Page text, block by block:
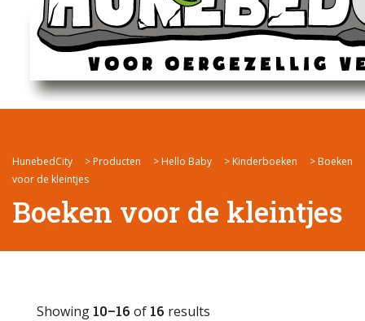
HunebedCity > Producten > Hello Baby > Kinderboeken > Boeken
voor de kleintjes
Boeken voor de kleintjes
Showing 10–16 of 16 results